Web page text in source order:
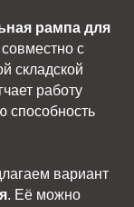
рампа для
совместно с
складской
работу
способность
вариант
. Её можно